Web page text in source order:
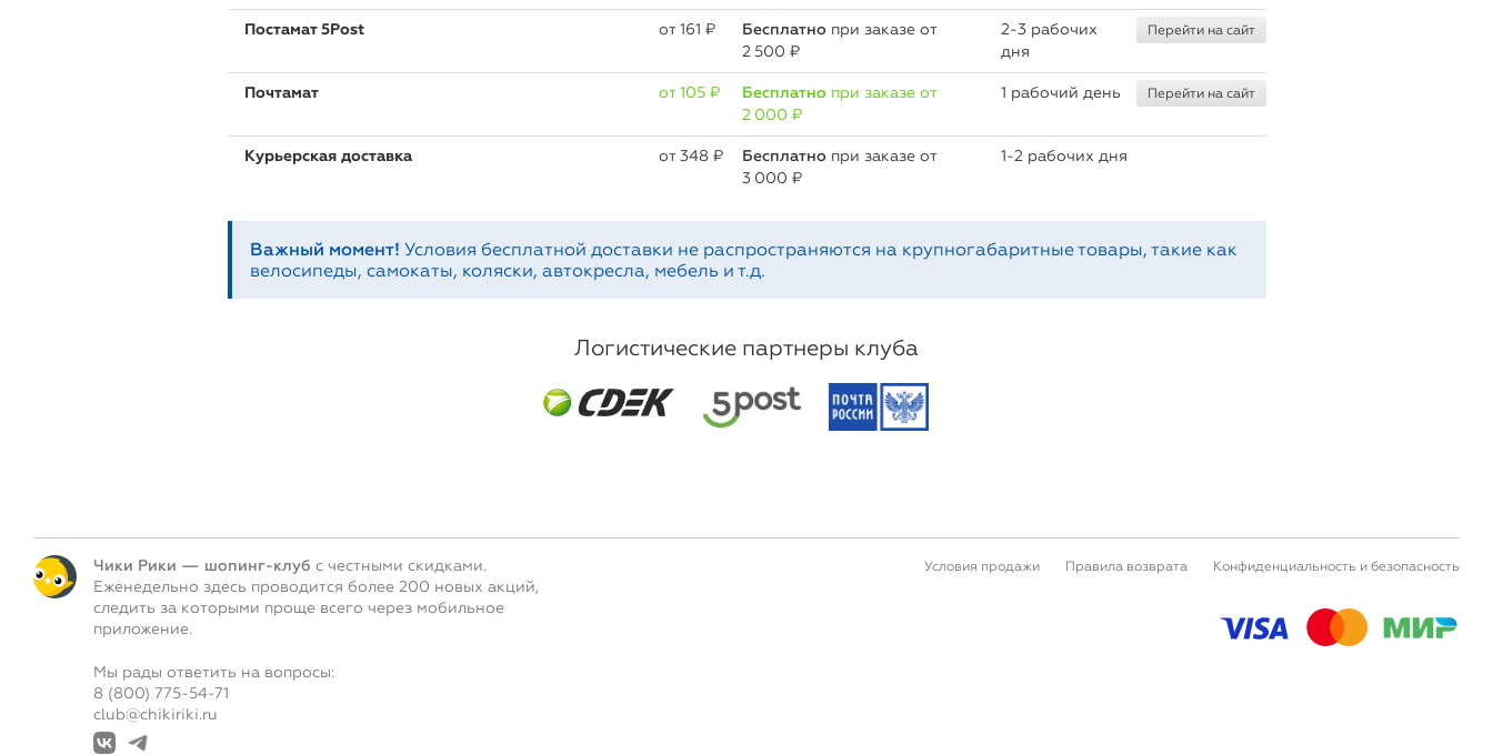
Постамат 5Post oт 161 ₽ Бесплатнопри заказе от
2 500 ₽
2-3 рабочих
дня
Перейти на сайт
Почтамат oт 105 ₽ Бесплатнопри заказе от
2 000 ₽
1 рабочий день Перейти на сайт
Курьерская доставка oт 348 ₽ Бесплатнопри заказе от
3 000 ₽
1-2 рабочих дня
Важный момент! Условия бесплатной доставки не распространяются на крупногабаритные товары, такие как
велосипеды, самокаты, коляски, автокресла, мебель и т.д.
Логистические партнеры клуба
Чики Рики — шопинг-клуб с честными скидками.
Еженедельно здесь проводится более 200 новых акций,
следить за которыми проще всего через мобильное
приложение.
Мы рады ответить на вопросы:
8 (800) 775-54-71
club@chikiriki.ru
Условия продажи Правила возврата Конфиденциальность и безопасность